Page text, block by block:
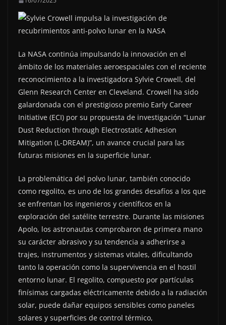
La NASA continúa impulsando la innovación en el
ámbito de los materiales aeroespaciales con el reciente
reconocimiento a la investigadora Sylvie Crowell, del
Glenn Research Center en Cleveland. Crowell ha sido
galardonada con el prestigioso premio Early Career
Initiative (ECI) por su propuesta de investigación “Lunar
Dust Reduction through Electrostatic Adhesion
Mitigation (L-DREAM)”, un avance crucial para las
futuras misiones en la superficie lunar.
La problemática del polvo lunar, también conocido
como regolito, es uno de los grandes desafíos a los que
se enfrentan los ingenieros y científicos en la
exploración del satélite terrestre. Durante las misiones
Apolo, los astronautas comprobaron de primera mano
su carácter abrasivo y su tendencia a adherirse a
trajes, instrumentos y sistemas vitales, dificultando
tanto la operación como la supervivencia en el hostil
entorno lunar. El regolito, compuesto por partículas
finísimas cargadas eléctricamente debido a la radiación
solar, puede dañar equipos sensibles como paneles
solares y superficies de control térmico,